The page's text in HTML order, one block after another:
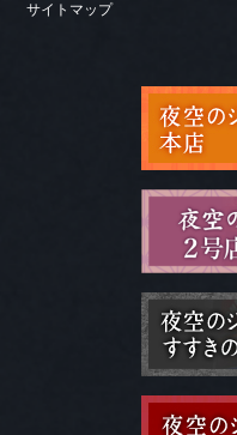
サイトマップ